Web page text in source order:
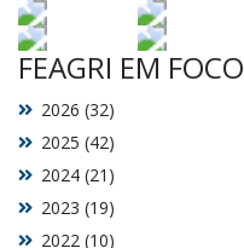
FEAGRI EM FOCO
2022 (10)
2023 (19)
2024 (21)
2025 (42)
2026 (32)